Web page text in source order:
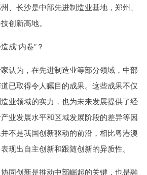
、长沙是中部先进制造业基地，郑州、
创新高地。
“内卷”？
为，在先进制造业等部分领域，中部
已取得令人瞩目的成果。这些成果不仅
业领域的实力，也为未来发展提供了经
业发展水平和区域发展阶段的差异等因
不是我国创新驱动的前沿，相比粤港澳
现出自主创新和跟随创新的异质性。
创新是推动中部崛起的关键，也是融